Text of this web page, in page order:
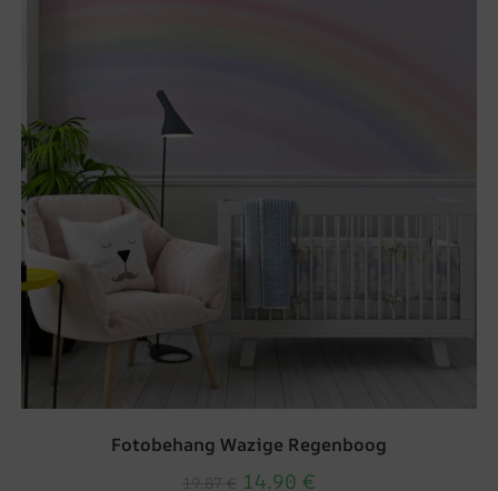
Fotobehang Wazige Regenboog
14.90 €